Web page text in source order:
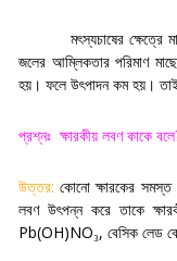
মৎস্যচাষের
জলের আম্লিকতার পরিমাণ
হয়। ফলে উৎপাদন কম হয়।
প্রশ্নঃ ক্ষারকীয় লবণ কাকে বলে
উত্তর: কোনো ক্ষারকের সমস্ত
লবণ উৎপন্ন করে তাকে
Pb(OH)NO₃, বেসিক লেড